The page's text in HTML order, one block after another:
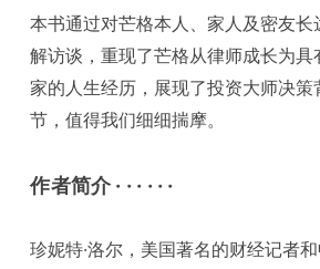
本书通过对芒格本人、家人及密友长
解访谈，重现了芒格从律师成长为具
家的人生经历，展现了投资大师决策
节，值得我们细细揣摩。
作者简介 · · · · · ·
珍妮特·洛尔，美国著名的财经记者